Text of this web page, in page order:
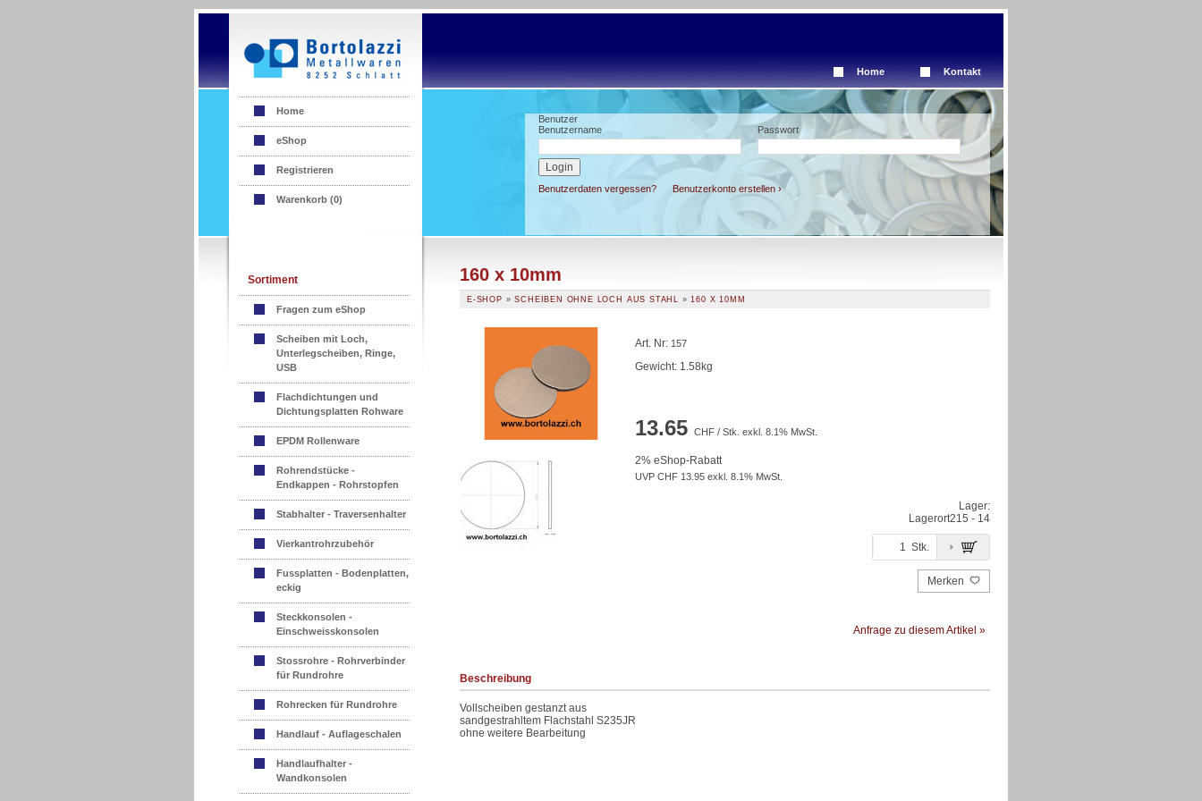
Home Kontakt
Home
eShop
Registrieren
Warenkorb (0)
Benutzer
Benutzername
Passwort
Benutzerdaten vergessen? Benutzerkonto erstellen ›
Sortiment
Fragen zum eShop
Scheiben mit Loch,
Unterlegscheiben, Ringe,
USB
Flachdichtungen und
Dichtungsplatten Rohware
EPDM Rollenware
Rohrendstücke -
Endkappen - Rohrstopfen
Stabhalter - Traversenhalter
Vierkantrohrzubehör
Fussplatten - Bodenplatten,
eckig
Steckkonsolen -
Einschweisskonsolen
Stossrohre - Rohrverbinder
für Rundrohre
Rohrecken für Rundrohre
Handlauf - Auflageschalen
Handlaufhalter -
Wandkonsolen
160 x 10mm
E-SHOP »SCHEIBEN OHNE LOCH AUS STAHL »160 X 10MM
Art. Nr: 157
Gewicht: 1.58kg
13.65 CHF / Stk. exkl. 8.1% MwSt.
2% eShop-Rabatt
UVP CHF 13.95 exkl. 8.1% MwSt.
Lager:
Lagerort215 - 14
Stk.
Merken
Anfrage zu diesem Artikel »
Beschreibung
Vollscheiben gestanzt aus
sandgestrahltem Flachstahl S235JR
ohne weitere Bearbeitung